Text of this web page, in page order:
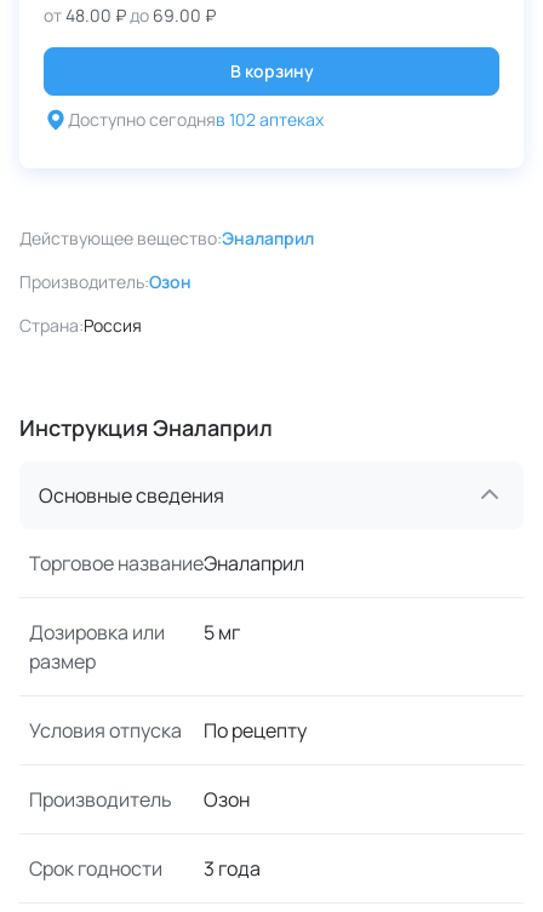
от48.00 ₽ до 69.00 ₽
В корзину
Доступно сегодняв 102 аптеках
Действующее вещество:Эналаприл
Производитель:Озон
Страна:Россия
Инструкция Эналаприл
Основные сведения
Торговое названиеЭналаприл
Дозировка или
размер
5 мг
Условия отпуска По рецепту
Производитель Озон
Срок годности 3 года